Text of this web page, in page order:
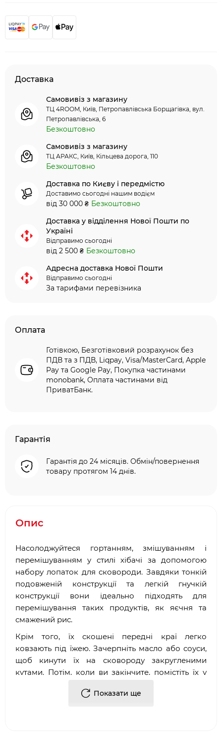
Доставка
Самовивіз з магазину
ТЦ 4ROOM, Київ, Петропавлівська Борщагівка, вул.
Петропавлівська, 6
Безкоштовно
Самовивіз з магазину
ТЦ АРАКС, Київ, Кільцева дорога, 110
Безкоштовно
Доставка по Києву і передмістю
Доставимо сьогодні нашим водієм
від 30 000 ₴ Безкоштовно
Доставка у відділення Нової Пошти по
Україні
Відправимо сьогодні
від 2 500 ₴ Безкоштовно
Адресна доставка Нової Пошти
Відправимо сьогодні
За тарифами перевізника
Оплата
Готівкою, Безготівковий розрахунок без
ПДВ та з ПДВ, Liqpay, Visa/MasterCard, Apple
Pay та Google Pay, Покупка частинами
monobank, Оплата частинами від
ПриватБанк.
Гарантія
Гарантія до 24 місяців. Обмін/повернення
товару протягом 14 днів.
Опис
Насолоджуйтеся гортанням, змішуванням і
перемішуванням у стилі хібачі за допомогою
набору лопаток для сковороди. Завдяки тонкій
подовженій конструкції та легкій гнучкій
конструкції вони ідеально підходять для
перемішування таких продуктів, як яєчня та
смажений рис.
Крім того, їх скошені передні краї легко
ковзають під їжею. Зачерпніть масло або соуси,
щоб кинути їх на сковороду закругленими
кутами. Потім, коли ви закінчите, помістіть їх у
Легка, гнучка конструкція для змішування,
Показати ще